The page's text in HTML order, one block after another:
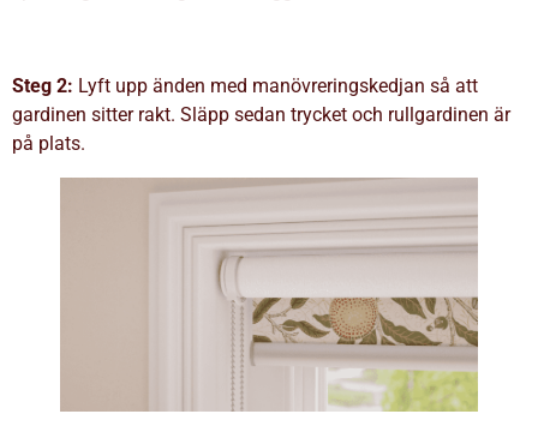
Steg 2: Lyft upp änden med manövreringskedjan så att
gardinen sitter rakt. Släpp sedan trycket och rullgardinen är
på plats.